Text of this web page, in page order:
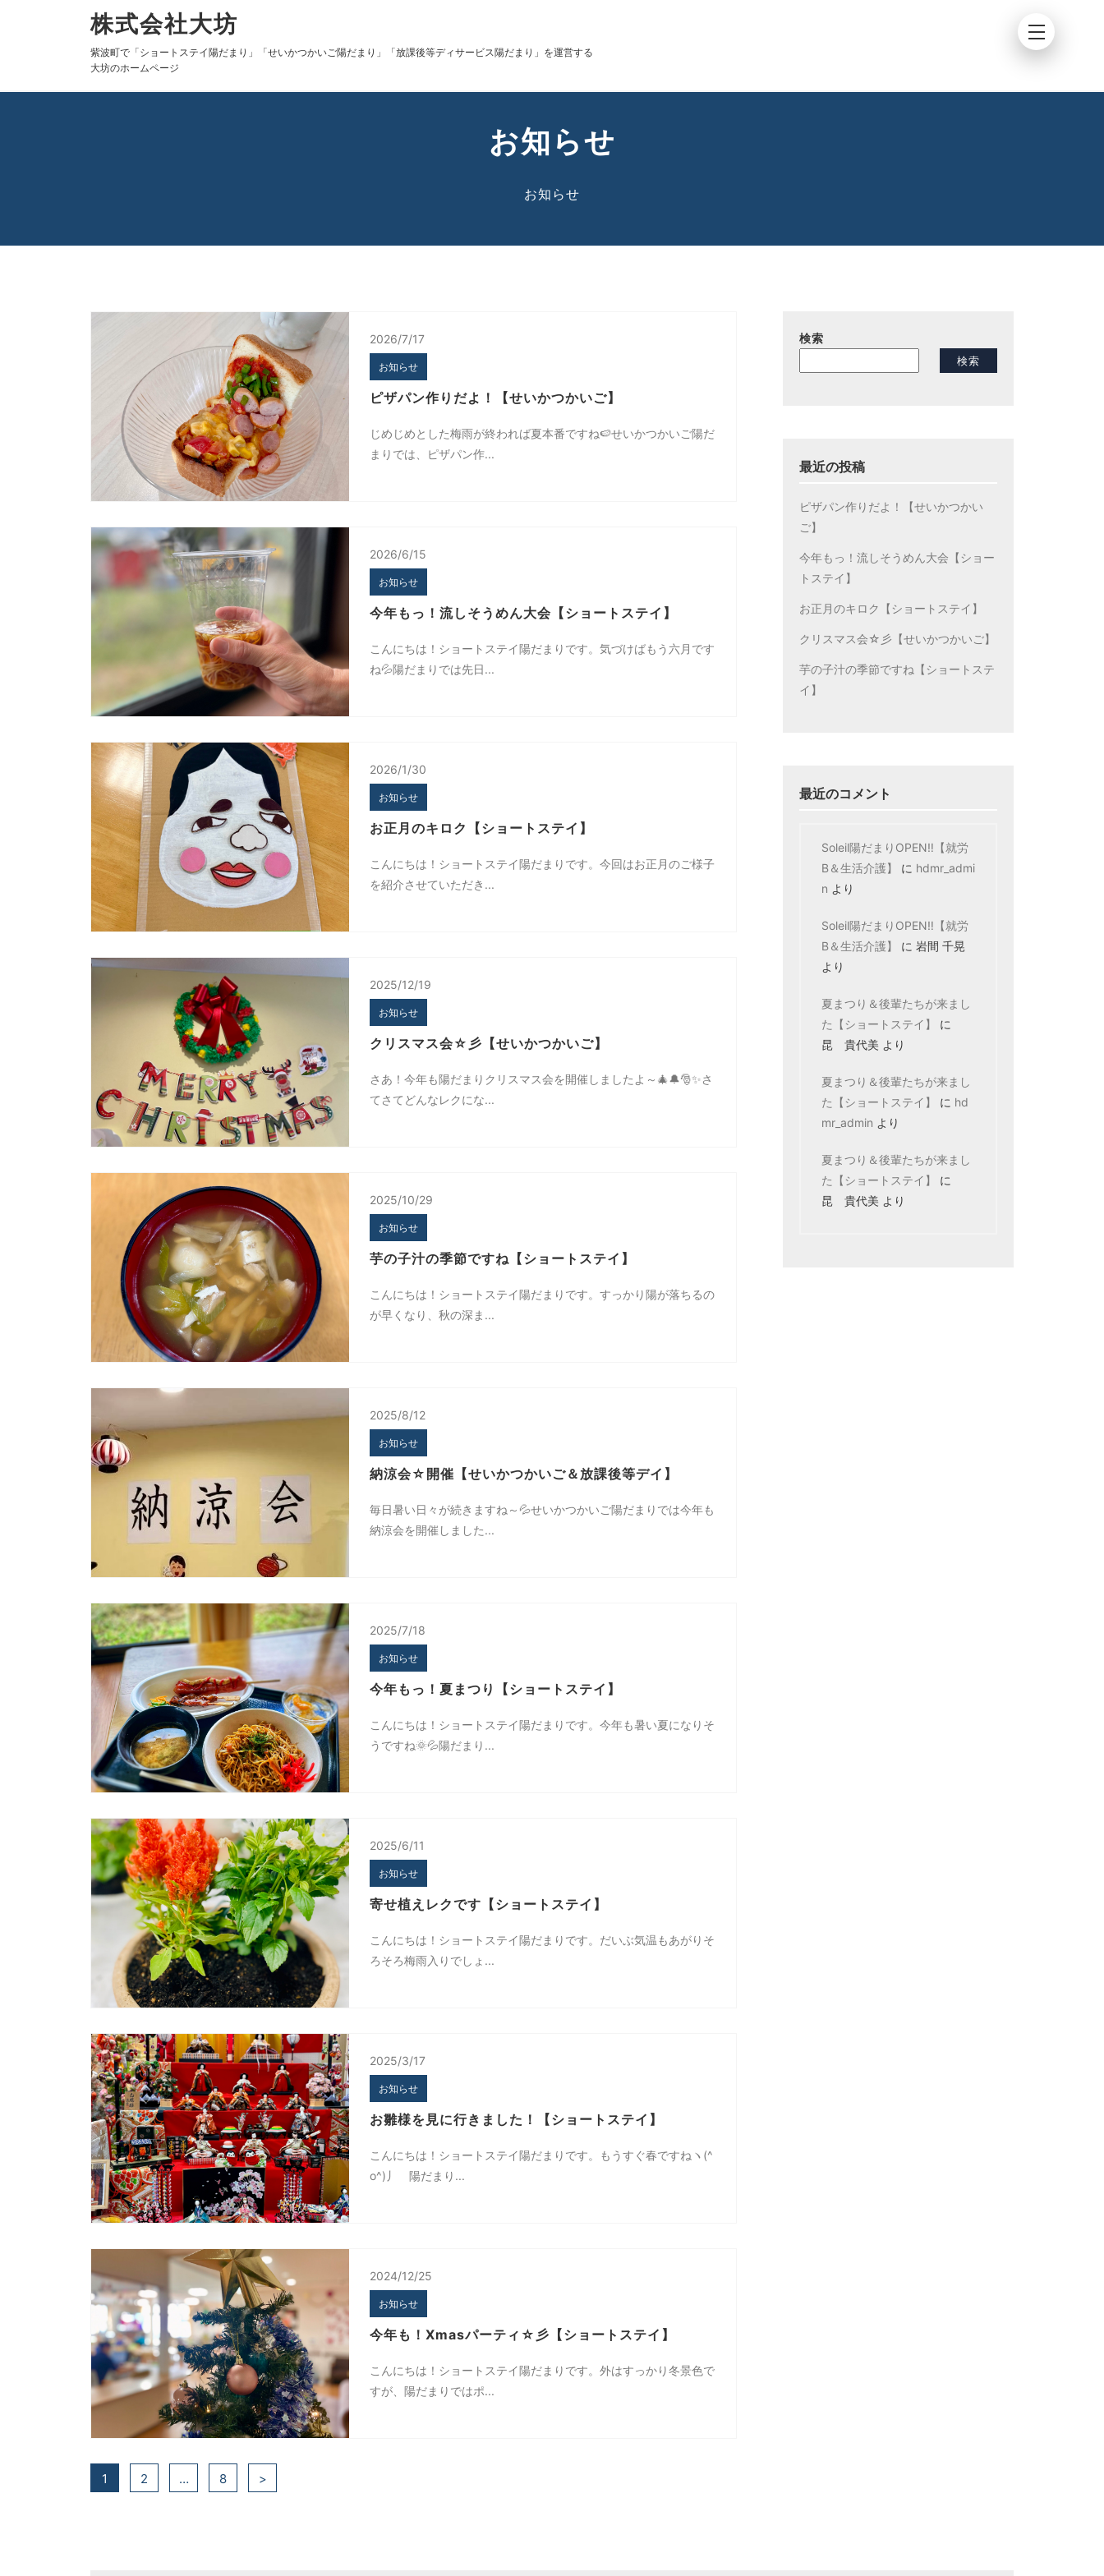
株式会社大坊
紫波町で「ショートステイ陽だまり」「せいかつかいご陽だまり」「放課後等ディサービス陽だまり」を運営する
大坊のホームページ
お知らせ
お知らせ
2026/7/17
お知らせ
ピザパン作りだよ！【せいかつかいご】
じめじめとした梅雨が終われば夏本番ですね🍉せいかつかいご陽だ
まりでは、ピザパン作...
2026/6/15
お知らせ
今年もっ！流しそうめん大会【ショートステイ】
こんにちは！ショートステイ陽だまりです。気づけばもう六月です
ね💦陽だまりでは先日...
2026/1/30
お知らせ
お正月のキロク【ショートステイ】
こんにちは！ショートステイ陽だまりです。今回はお正月のご様子
を紹介させていただき...
2025/12/19
お知らせ
クリスマス会☆彡【せいかつかいご】
さあ！今年も陽だまりクリスマス会を開催しましたよ～🎄🔔🎅✨さ
てさてどんなレクにな...
2025/10/29
お知らせ
芋の子汁の季節ですね【ショートステイ】
こんにちは！ショートステイ陽だまりです。すっかり陽が落ちるの
が早くなり、秋の深ま...
2025/8/12
お知らせ
納涼会☆開催【せいかつかいご＆放課後等デイ】
毎日暑い日々が続きますね～💦せいかつかいご陽だまりでは今年も
納涼会を開催しました...
2025/7/18
お知らせ
今年もっ！夏まつり【ショートステイ】
こんにちは！ショートステイ陽だまりです。今年も暑い夏になりそ
うですね🌞💦陽だまり...
2025/6/11
お知らせ
寄せ植えレクです【ショートステイ】
こんにちは！ショートステイ陽だまりです。だいぶ気温もあがりそ
ろそろ梅雨入りでしょ...
2025/3/17
お知らせ
お雛様を見に行きました！【ショートステイ】
こんにちは！ショートステイ陽だまりです。もうすぐ春ですねヽ(^
o^)丿 陽だまり...
2024/12/25
お知らせ
今年も！Xmasパーティ☆彡【ショートステイ】
こんにちは！ショートステイ陽だまりです。外はすっかり冬景色で
すが、陽だまりではポ...
1 2 … 8 >
検索
検索
最近の投稿
ピザパン作りだよ！【せいかつかい
ご】
今年もっ！流しそうめん大会【ショー
トステイ】
お正月のキロク【ショートステイ】
クリスマス会☆彡【せいかつかいご】
芋の子汁の季節ですね【ショートステ
イ】
最近のコメント
Soleil陽だまりOPEN‼【就労
B＆生活介護】
に hdmr_admi
n より
Soleil陽だまりOPEN‼【就労
B＆生活介護】
に 岩間 千晃
より
夏まつり＆後輩たちが来まし
た【ショートステイ】
に
昆 貴代美 より
夏まつり＆後輩たちが来まし
た【ショートステイ】
に hd
mr_admin より
夏まつり＆後輩たちが来まし
た【ショートステイ】
に
昆 貴代美 より